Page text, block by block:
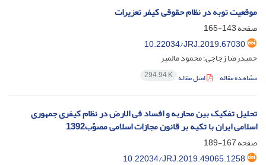
موقعیت توبه در نظام حقوقی کیفر تعزیرات
صفحه143-165
10.22034/JRJ.2019.67030
حمیدرضا زجاجی؛ محمود مالمیر
مشاهده مقاله اصل مقاله 294.94 K
تحلیل تفکیک بین محاربه و افساد فی الارض در نظام کیفری جمهوری
اسلامی ایران با تکیه بر قانون مجازات اسلامی مصوّب1392
صفحه167-189
10.22034/JRJ.2019.49065.1258